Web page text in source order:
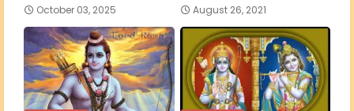
October 03, 2025 August 26, 2021